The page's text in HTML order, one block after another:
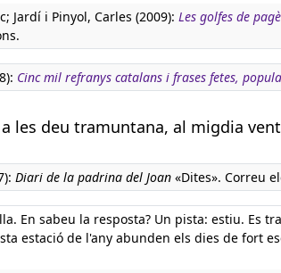
Jardí i Pinyol, Carles (2009): Les golfes de
Cinc mil refranys catalans i frases fetes,
les deu tramuntana, al migdia
Diari de la padrina del Joan «Dites». Correu
En sabeu la resposta? Un pista: estiu. Es
estació de l'any abunden els dies de fort